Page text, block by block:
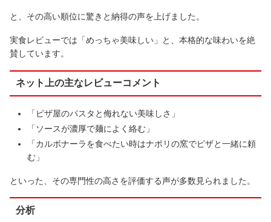
と、その高い順位に驚きと納得の声を上げました。
実食レビューでは「めっちゃ美味しい」と、本格的な味わいを絶
賛しています。
ネット上の主なレビューコメント
「ピザ屋のパスタと侮れない美味しさ」
「ソースが濃厚で麺によく絡む」
「カルボナーラを食べたい時はナポリの窯でピザと一緒に頼
む」
といった、その専門性の高さを評価する声が多数見られました。
分析